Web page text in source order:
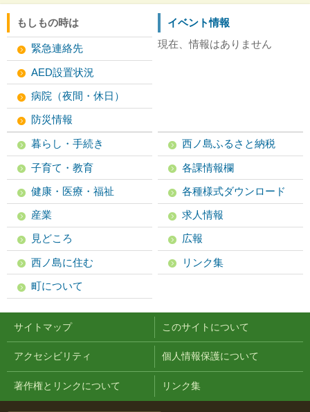
もしもの時は
緊急連絡先
AED設置状況
病院（夜間・休日）
防災情報
イベント情報
現在、情報はありません
暮らし・手続き
子育て・教育
健康・医療・福祉
産業
見どころ
西ノ島に住む
町について
西ノ島ふるさと納税
各課情報欄
各種様式ダウンロード
求人情報
広報
リンク集
サイトマップ このサイトについて
アクセシビリティ 個人情報保護について
著作権とリンクについて リンク集